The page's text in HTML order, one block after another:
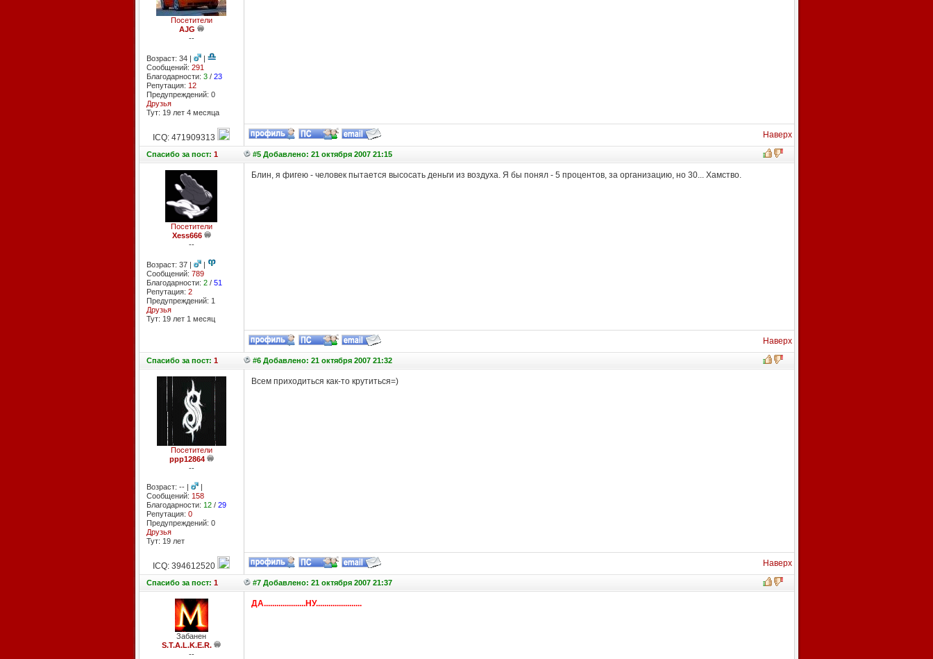
Посетители
AJG
--
Возраст: 34 |
|
Сообщений: 291
Благодарности: 3/ 23
Репутация: 12
Предупреждений: 0
Друзья
Тут: 19 лет 4 месяцa
ICQ: 471909313 Наверх
Спасибоза пост: 1 #5 Добавлено: 21 октября 2007 21:15
Посетители
Xess666
--
Возраст: 37 |
|
Сообщений: 789
Благодарности: 2/ 51
Репутация: 2
Предупреждений: 1
Друзья
Тут: 19 лет 1 месяц
Блин, я фигею - человек пытается высосать деньги из воздуха. Я бы понял - 5 процентов, за организацию, но 30... Хамство.
Наверх
Спасибоза пост: 1 #6 Добавлено: 21 октября 2007 21:32
Посетители
ppp12864
--
Возраст: -- |
|
Сообщений: 158
Благодарности: 12/ 29
Репутация: 0
Предупреждений: 0
Друзья
Тут: 19 лет
Всем приходиться как-то крутиться=)
ICQ: 394612520 Наверх
Спасибоза пост: 1 #7 Добавлено: 21 октября 2007 21:37
Забанен
S.T.A.L.K.E.R.
--
ДА....................НУ......................